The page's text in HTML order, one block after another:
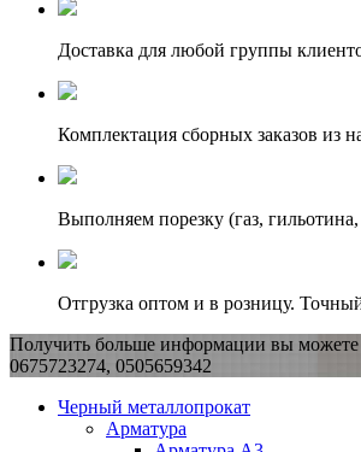
Доставка для любой группы
Комплектация сборных заказов из
Выполняем порезку (газ,
Отгрузка оптом и в розницу.
Получить больше информации вы можете
0675723274, 0505659342
Черный металлопрокат
Арматура